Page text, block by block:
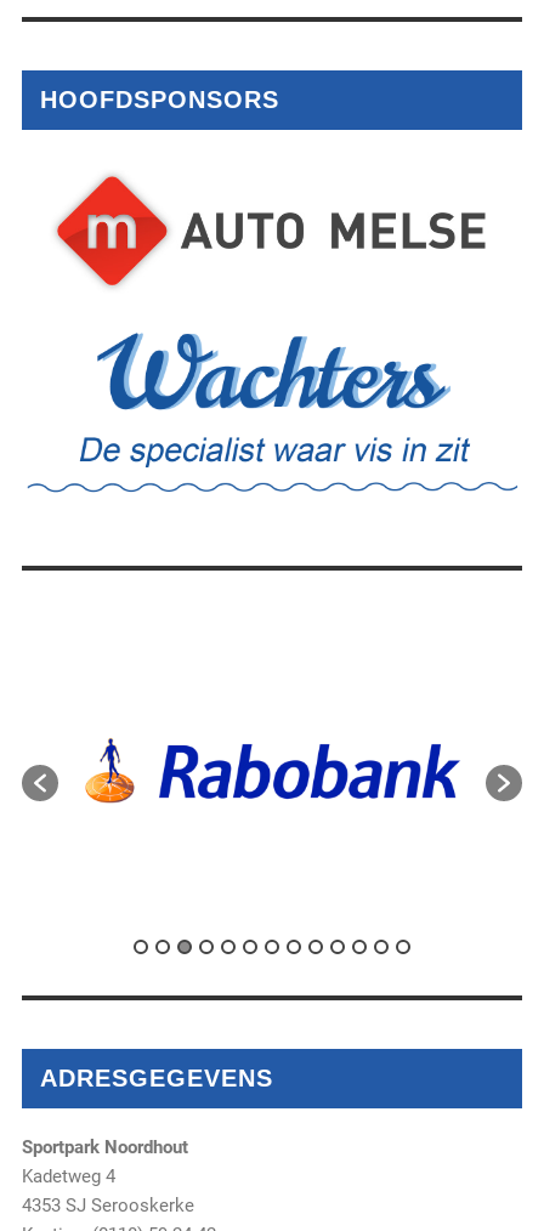
HOOFDSPONSORS
ADRESGEGEVENS
Sportpark Noordhout
Kadetweg 4
4353 SJ Serooskerke